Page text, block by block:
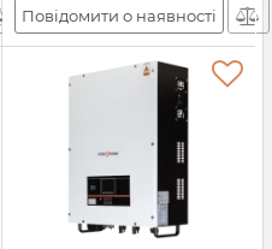
Повідомити о наявності